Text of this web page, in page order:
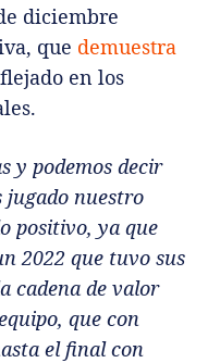
diciembre
que demuestra
en los
y podemos decir
jugado nuestro
positivo, ya que
2022 que tuvo sus
cadena de valor
que con
el final con